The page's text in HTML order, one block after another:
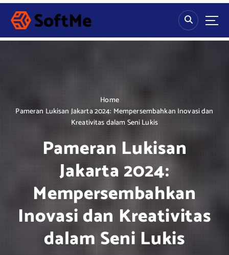
S
p
Home
Pameran Lukisan Jakarta 2024: Mempersembahkan Inovasi dan
Kreativitas dalam Seni Lukis
Pameran Lukisan
Jakarta 2024:
Mempersembahkan
Inovasi dan Kreativitas
dalam Seni Lukis